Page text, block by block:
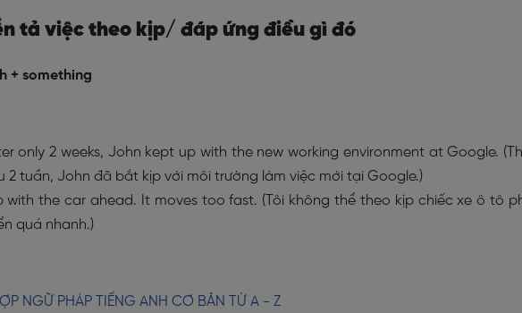
tả việc theo kịp/ đáp ứng điều gì đó
+ something
only 2 weeks, John kept up with the new working environment at Google.
2 tuần, John đã bắt kịp với môi trường làm việc mới tại Google.)
with the car ahead. It moves too fast. (Tôi không thể theo kịp chiếc xe ô tô
quá nhanh.)
NGỮ PHÁP TIẾNG ANH CƠ BẢN TỪ A - Z